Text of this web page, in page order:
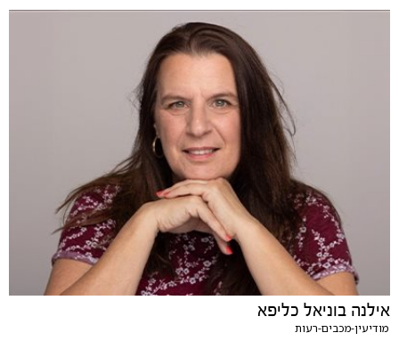
אילנה בוניאל כליפא
מודיעין-מכבים-רעות